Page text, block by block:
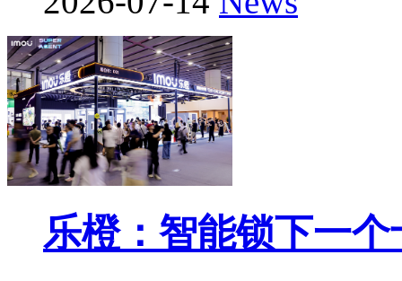
乐橙：智能锁下一